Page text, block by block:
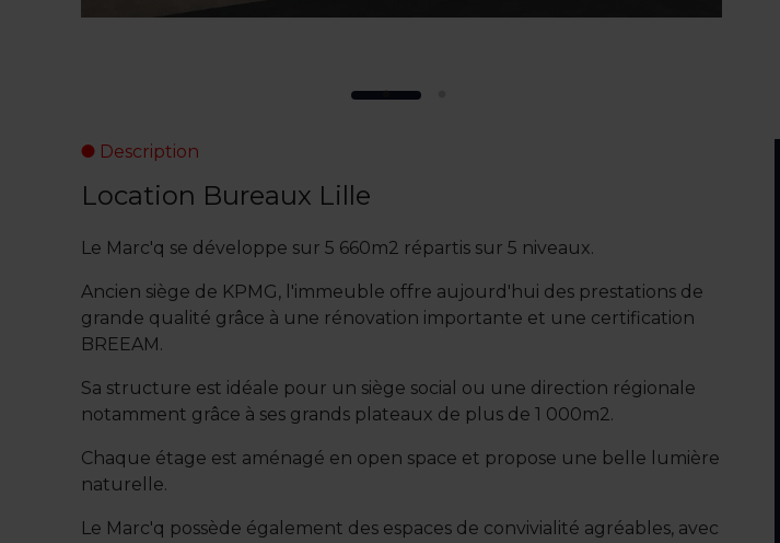
Description
Location Bureaux Lille
Le Marc'q se développe sur 5 660m2 répartis sur 5 niveaux.
Ancien siège de KPMG, l'immeuble offre aujourd'hui des prestations de
grande qualité grâce à une rénovation importante et une certification
BREEAM.
Sa structure est idéale pour un siège social ou une direction régionale
notamment grâce à ses grands plateaux de plus de 1 000m2.
Chaque étage est aménagé en open space et propose une belle lumière
naturelle.
Le Marc'q possède également des espaces de convivialité agréables, avec